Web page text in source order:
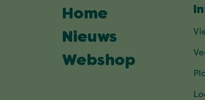
Home
Nieuws
Webshop